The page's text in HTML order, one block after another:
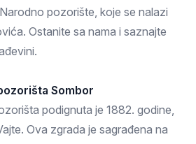
pozorište, koje se nalazi
Ostanite sa nama i saznajte
Sombor
podignuta je 1882. godine,
Ova zgrada je sagrađena na